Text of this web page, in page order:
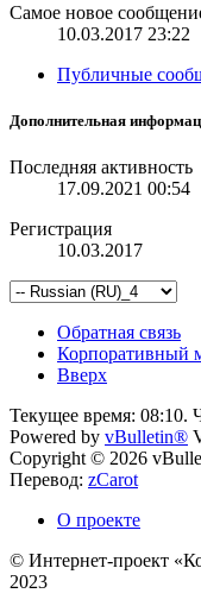
Самое новое
10.03.2017 23:22
Публичные
Дополнительная
Последняя активность
17.09.2021 00:54
Регистрация
10.03.2017
Обратная связь
Корпоративный
Вверх
Текущее время: 08:10.
Powered by vBulletin®
Copyright © 2026
Перевод: zCarot
О проекте
© Интернет-проект
2023